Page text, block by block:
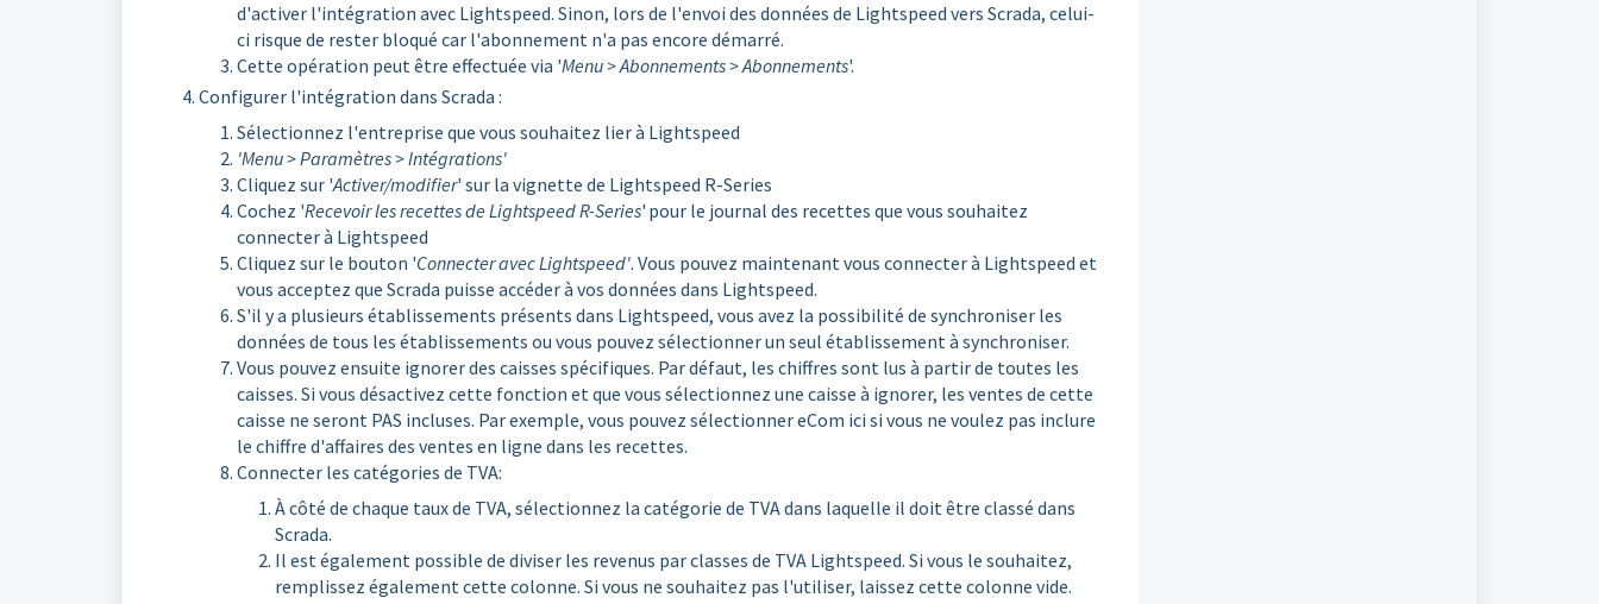
d'activer l'intégration avec Lightspeed. Sinon, lors de l'envoi des données de Lightspeed vers Scrada, celui-
ci risque de rester bloqué car l'abonnement n'a pas encore démarré.
Cette opération peut être effectuée via 'Menu > Abonnements > Abonnements'.
Configurer l'intégration dans Scrada :
Sélectionnez l'entreprise que vous souhaitez lier à Lightspeed
'Menu > Paramètres > Intégrations'
Cliquez sur 'Activer/modifier' sur la vignette de Lightspeed R-Series
Cochez 'Recevoir les recettes de Lightspeed R-Series' pour le journal des recettes que vous souhaitez
connecter à Lightspeed
Cliquez sur le bouton 'Connecter avec Lightspeed'. Vous pouvez maintenant vous connecter à Lightspeed et
vous acceptez que Scrada puisse accéder à vos données dans Lightspeed.
S'il y a plusieurs établissements présents dans Lightspeed, vous avez la possibilité de synchroniser les
données de tous les établissements ou vous pouvez sélectionner un seul établissement à synchroniser.
Vous pouvez ensuite ignorer des caisses spécifiques. Par défaut, les chiffres sont lus à partir de toutes les
caisses. Si vous désactivez cette fonction et que vous sélectionnez une caisse à ignorer, les ventes de cette
caisse ne seront PAS incluses. Par exemple, vous pouvez sélectionner eCom ici si vous ne voulez pas inclure
le chiffre d'affaires des ventes en ligne dans les recettes.
Connecter les catégories de TVA:
À côté de chaque taux de TVA, sélectionnez la catégorie de TVA dans laquelle il doit être classé dans
Scrada.
Il est également possible de diviser les revenus par classes de TVA Lightspeed. Si vous le souhaitez,
remplissez également cette colonne. Si vous ne souhaitez pas l'utiliser, laissez cette colonne vide.